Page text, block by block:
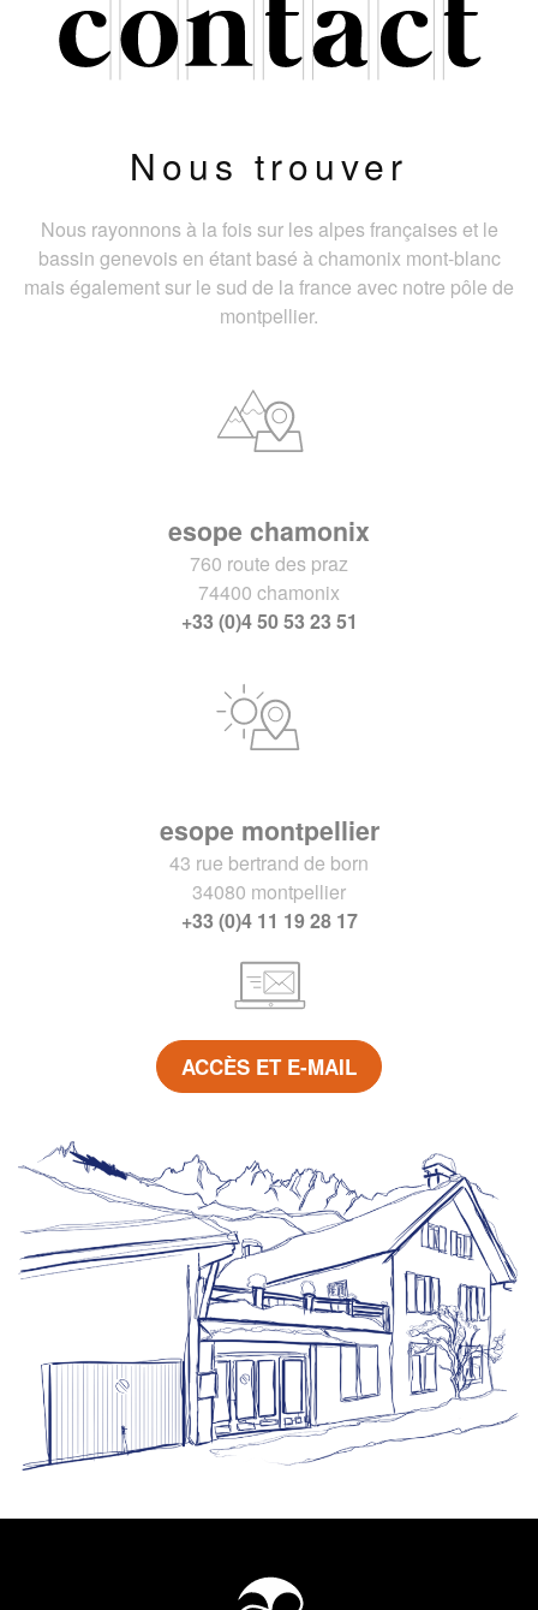
Nous trouver
Nous rayonnons à la fois sur les alpes françaises et le
bassin genevois en étant basé à chamonix mont-blanc
mais également sur le sud de la france avec notre pôle de
montpellier.
esope chamonix
760 route des praz
74400 chamonix
+33 (0)4 50 53 23 51
esope montpellier
43 rue bertrand de born
34080 montpellier
+33 (0)4 11 19 28 17
ACCÈS ET E-MAIL